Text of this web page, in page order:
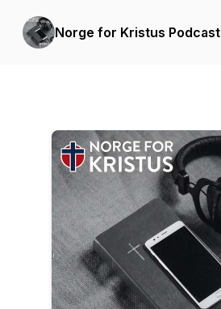
Norge for Kristus Podcast